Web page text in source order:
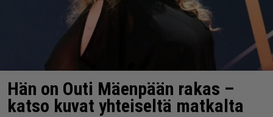
Hän on Outi Mäenpään rakas –
katso kuvat yhteiseltä matkalta